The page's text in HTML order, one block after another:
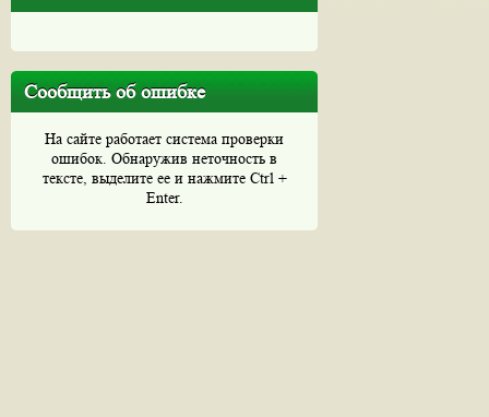
Сообщить об ошибке
На сайте работает система проверки
ошибок. Обнаружив неточность в
тексте, выделите ее и нажмите Ctrl +
Enter.